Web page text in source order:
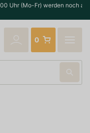
noch am selben Tag
0